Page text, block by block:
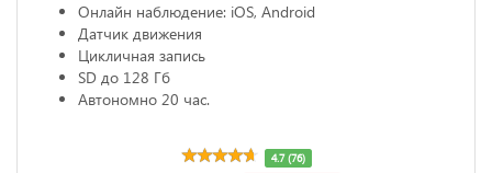
Онлайн наблюдение: iOS, Android
Датчик движения
Цикличная запись
SD до 128 Гб
Автономно 20 час.
4.7 (76)